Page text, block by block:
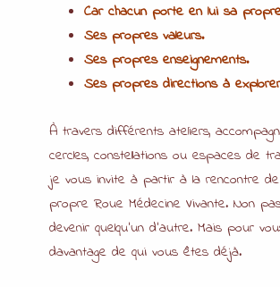
Car chacun porte en lui sa
Ses propres valeurs.
Ses propres enseignements.
Ses propres directions à
À travers différents ateliers,
cercles, constellations ou espaces de
je vous invite à partir à la rencontre
propre Roue Médecine Vivante. Non
devenir quelqu’un d’autre. Mais pour
davantage de qui vous êtes déjà.